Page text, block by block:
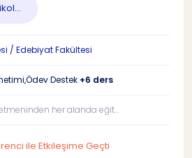
/ Edebiyat Fakültesi
Destek +6 ders
her alanda eğit...
ile Etkileşime Geçti